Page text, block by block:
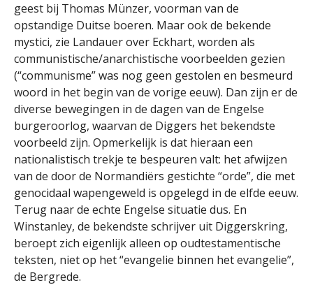
geest bij Thomas Münzer, voorman van de
opstandige Duitse boeren. Maar ook de bekende
mystici, zie Landauer over Eckhart, worden als
communistische/anarchistische voorbeelden gezien
(“communisme” was nog geen gestolen en besmeurd
woord in het begin van de vorige eeuw). Dan zijn er de
diverse bewegingen in de dagen van de Engelse
burgeroorlog, waarvan de Diggers het bekendste
voorbeeld zijn. Opmerkelijk is dat hieraan een
nationalistisch trekje te bespeuren valt: het afwijzen
van de door de Normandiërs gestichte “orde”, die met
genocidaal wapengeweld is opgelegd in de elfde eeuw.
Terug naar de echte Engelse situatie dus. En
Winstanley, de bekendste schrijver uit Diggerskring,
beroept zich eigenlijk alleen op oudtestamentische
teksten, niet op het “evangelie binnen het evangelie”,
de Bergrede.